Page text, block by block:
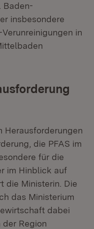
Baden-
insbesondere
in
Herausforderungen
die PFAS im
für die
im Hinblick auf
die Ministerin. Die
das Ministerium
dabei
Region